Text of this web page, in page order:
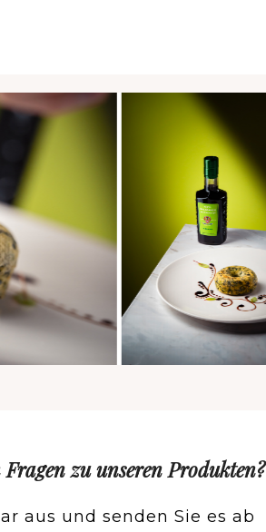
zu unseren Produkten?
aus und senden Sie es ab